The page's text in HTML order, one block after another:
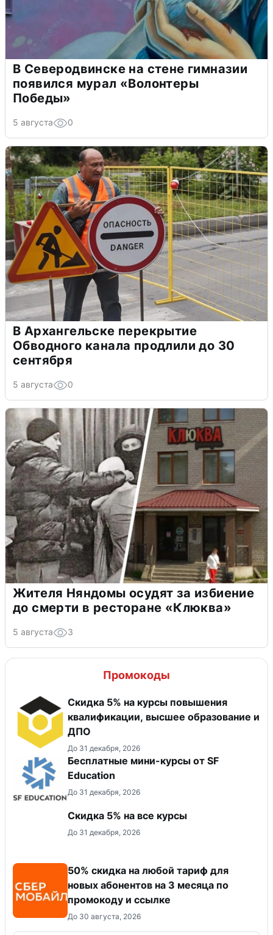
В Северодвинске на стене гимназии
появился мурал «Волонтеры
Победы»
5 августа 0
В Архангельске перекрытие
Обводного канала продлили до 30
сентября
5 августа 0
Жителя Няндомы осудят за избиение
до смерти в ресторане «Клюква»
5 августа 3
Промокоды
Скидка 5% на курсы повышения
квалификации, высшее образование и
ДПО
До 31 декабря, 2026
Бесплатные мини-курсы от SF
Education
До 31 декабря, 2026
Скидка 5% на все курсы
До 31 декабря, 2026
50% скидка на любой тариф для
новых абонентов на 3 месяца по
промокоду и ссылке
До 30 августа, 2026